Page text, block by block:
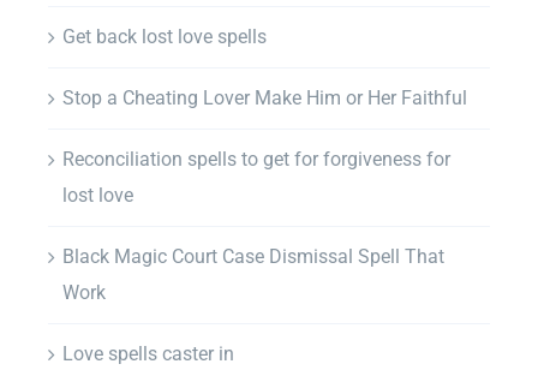
Get back lost love spells
Stop a Cheating Lover Make Him or Her Faithful
Reconciliation spells to get for forgiveness for
lost love
Black Magic Court Case Dismissal Spell That
Work
Love spells caster in